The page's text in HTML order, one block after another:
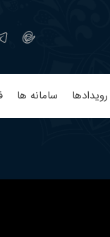
رویدادها سامانه ها